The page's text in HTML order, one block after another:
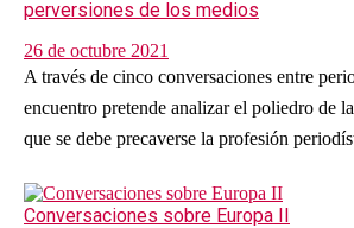
perversiones de los medios
26 de octubre 2021
A través de cinco conversaciones entre
encuentro pretende analizar el poliedro de
que se debe precaverse la profesión
Conversaciones sobre Europa II